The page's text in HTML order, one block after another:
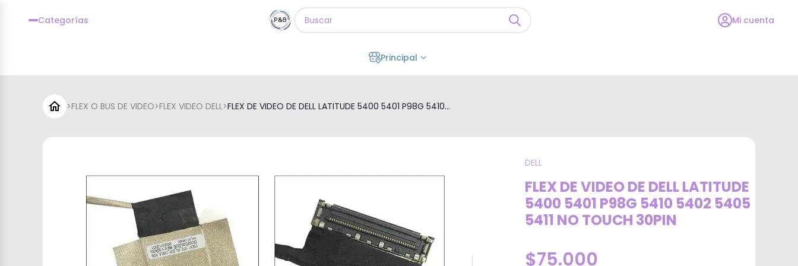
Categorías Mi cuenta
Principal
>FLEX O BUS DE VIDEO>FLEX VIDEO DELL>FLEX DE VIDEO DE DELL LATITUDE 5400 5401 P98G 5410...
DELL
FLEX DE VIDEO DE DELL LATITUDE
5400 5401 P98G 5410 5402 5405
5411 NO TOUCH 30PIN
$75.000